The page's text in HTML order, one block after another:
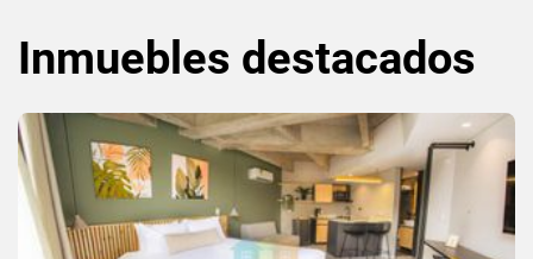
Inmuebles destacados